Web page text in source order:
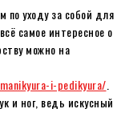
уходу за собой для
самое интересное о
можно на
i-pedikyura/
и ног, ведь искусный